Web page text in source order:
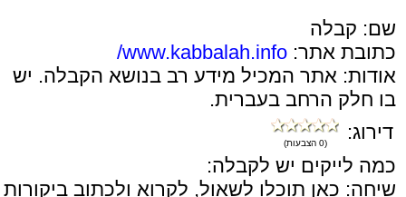
שם: קבלה
כתובת אתר: www.kabbalah.info/
אודות: אתר המכיל מידע רב בנושא הקבלה. יש
בו חלק הרחב בעברית.
דירוג:
(0 הצבעות)
כמה לייקים יש לקבלה:
שיחה: כאן תוכלו לשאול, לקרוא ולכתוב ביקורות